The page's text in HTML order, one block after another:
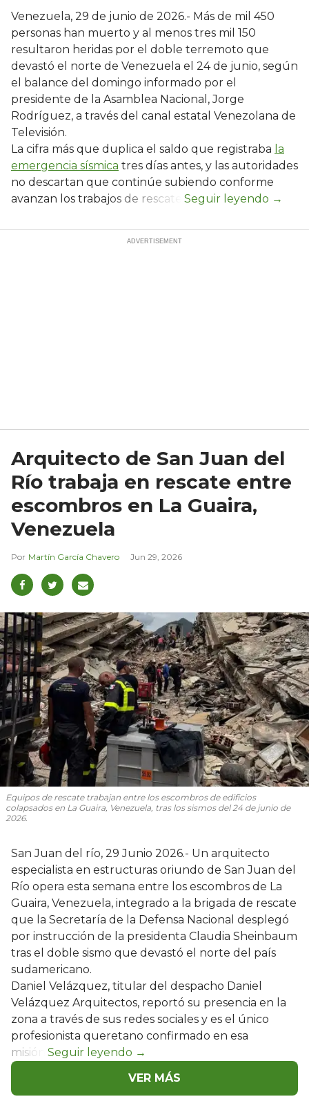
Venezuela, 29 de junio de 2026.- Más de mil 450
personas han muerto y al menos tres mil 150
resultaron heridas por el doble terremoto que
devastó el norte de Venezuela el 24 de junio, según
el balance del domingo informado por el
presidente de la Asamblea Nacional, Jorge
Rodríguez, a través del canal estatal Venezolana de
Televisión.
La cifra más que duplica el saldo que registraba la
emergencia sísmica tres días antes, y las autoridades
no descartan que continúe subiendo conforme
avanzan los trabajos de rescate.
Arquitecto de San Juan del
Río trabaja en rescate entre
escombros en La Guaira,
Venezuela
Martín García Chavero Jun 29, 2026
Equipos de rescate trabajan entre los escombros de edificios
colapsados en La Guaira, Venezuela, tras los sismos del 24 de junio de
2026.
San Juan del río, 29 Junio 2026.- Un arquitecto
especialista en estructuras oriundo de San Juan del
Río opera esta semana entre los escombros de La
Guaira, Venezuela, integrado a la brigada de rescate
que la Secretaría de la Defensa Nacional desplegó
por instrucción de la presidenta Claudia Sheinbaum
tras el doble sismo que devastó el norte del país
sudamericano.
Daniel Velázquez, titular del despacho Daniel
Velázquez Arquitectos, reportó su presencia en la
zona a través de sus redes sociales y es el único
profesionista queretano confirmado en esa
misión.
VER MÁS